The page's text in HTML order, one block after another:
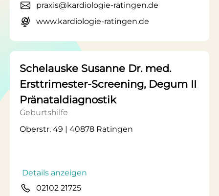
praxis@kardiologie-ratingen.de
www.kardiologie-ratingen.de
Schelauske Susanne Dr. med.
Ersttrimester-Screening, Degum II
Pränataldiagnostik
Geburtshilfe
Oberstr. 49 | 40878 Ratingen
Details anzeigen
02102 21725